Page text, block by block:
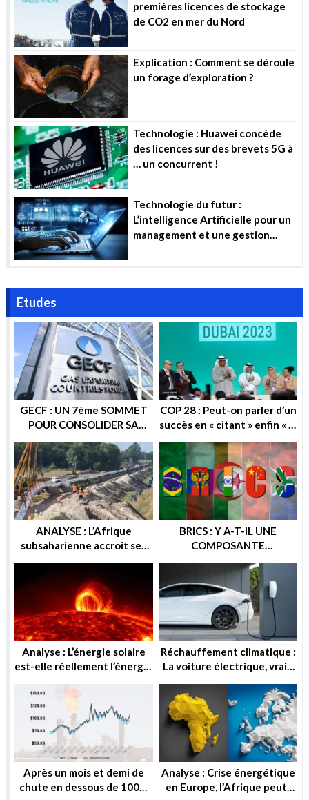
premières licences de stockage
de CO2 en mer du Nord
Explication : Comment se déroule
un forage d’exploration ?
Technologie : Huawei concède
des licences sur des brevets 5G à
… un concurrent !
Technologie du futur :
L’intelligence Artificielle pour un
management et une gestion
Etudes
GECF : UN 7ème SOMMET
POUR CONSOLIDER SA
ENERGETIQUE
COP 28 : Peut-on parler d’un
succès en « citant » enfin « la
énergies fossiles » ?
ANALYSE : L’Afrique
subsaharienne accroit ses
européennes contre la
Russie
BRICS : Y A-T-IL UNE
COMPOSANTE
CETTE ALTERNATIVE
ECONOMIQUE ? OU
GEOPOLITIQUE ?
Analyse : L’énergie solaire
est-elle réellement l’énergie
Réchauffement climatique :
La voiture électrique, vraie
Après un mois et demi de
chute en dessous de 100$,
Analyse : Crise énergétique
en Europe, l’Afrique peut-